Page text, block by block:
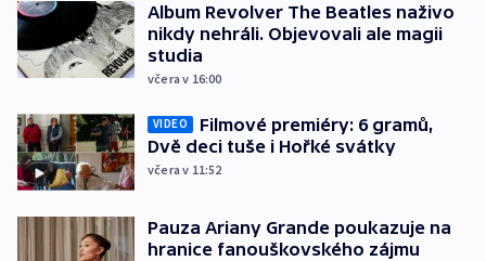
Album Revolver The Beatles naživo
nikdy nehráli. Objevovali ale magii
studia
včera v 16:00
VIDEO
Filmové premiéry: 6 gramů,
Dvě deci tuše i Hořké svátky
včera v 11:52
Pauza Ariany Grande poukazuje na
hranice fanouškovského zájmu